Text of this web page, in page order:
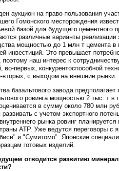
аукцион на право пользования
Гомонского месторождения
базой для будущего цементного
различные варианты реализации
мощностью до 1 млн т цемента в
инвестиций. Это превышает
поэтому наш интерес к
во-первых, конкурентоспособной
вторых, с выходом на внешние рынки.
базальтового завода предполагает
ровинга мощностью 2 тыс. т в
в сумму около 780 млн
с учетом экспортного
рынка ровинг планируется
АТР. Уже ведутся переговоры с
и "Сумитомо". Японские
готовых изделий.
отводится развитию